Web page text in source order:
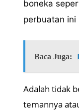
boneka
perbuatan ini
Baca Juga:
Adalah tidak
temannya